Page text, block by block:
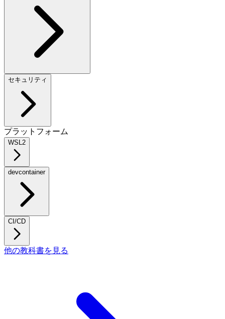
セキュリティ
プラットフォーム
WSL2
devcontainer
CI/CD
他の教科書を見る